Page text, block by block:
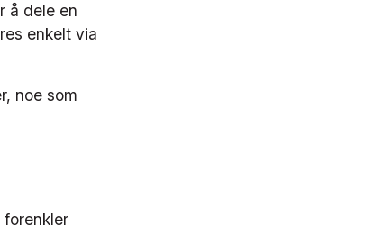
å dele en
enkelt via
noe som
forenkler